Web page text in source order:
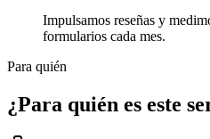
Impulsamos reseñas y
formularios cada mes.
Para quién
¿Para quién es este